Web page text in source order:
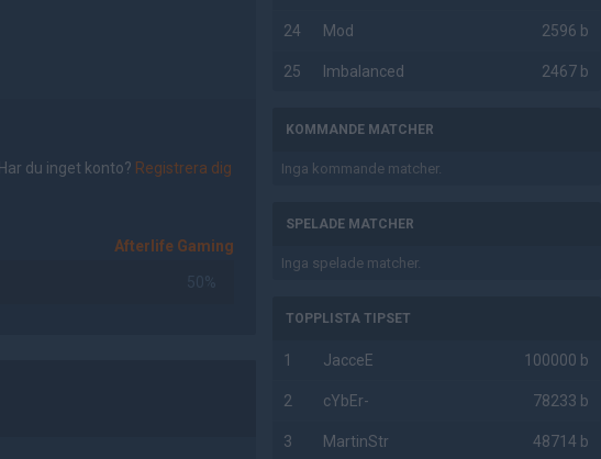
du inget konto? Registrera dig
Afterlife Gaming
50%
24 Mod 2596 b
25 Imbalanced 2467 b
KOMMANDE MATCHER
Inga kommande matcher.
SPELADE MATCHER
Inga spelade matcher.
TOPPLISTA TIPSET
1 JacceE 100000 b
2 cYbEr- 78233 b
3 MartinStr 48714 b